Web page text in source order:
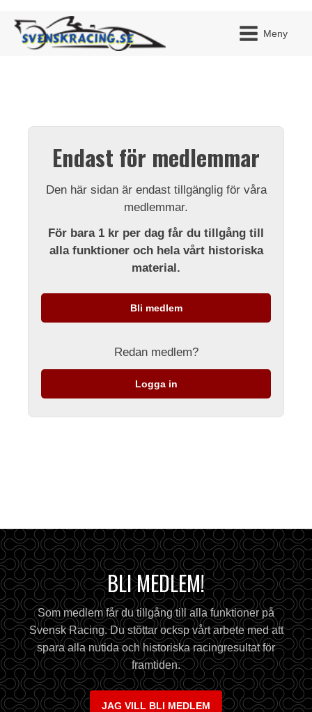
Meny
Endast för medlemmar
Den här sidan är endast tillgänglig för våra
medlemmar.
För bara 1 kr per dag får du tillgång till
alla funktioner och hela vårt historiska
material.
Bli medlem
Redan medlem?
Logga in
BLI MEDLEM!
Som medlem får du tillgång till alla funktioner på
Svensk Racing. Du stöttar ocksp vårt arbete med att
spara alla nutida och historiska racingresultat för
framtiden.
JAG VILL BLI MEDLEM